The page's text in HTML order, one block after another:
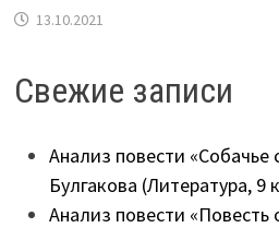
13.10.2021
Свежие записи
Анализ повести «Собачье
Булгакова (Литература, 9
Анализ повести «Повесть